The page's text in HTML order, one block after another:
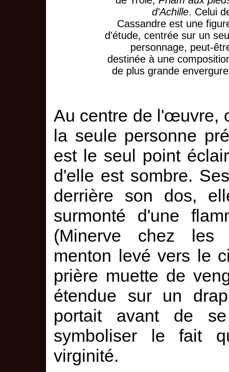
d'Achille. Celui
Cassandre est une
d'étude, centrée sur un
personnage, peut-
destinée à une
de plus grande
Au centre de l'œuvre,
la seule personne
est le seul point
d'elle est sombre.
derrière son dos,
surmonté d'une
(Minerve chez les
menton levé vers le
prière muette de
étendue sur un
portait avant de
symboliser le fait
virginité.